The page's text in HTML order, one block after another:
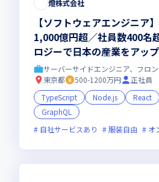
燈株式会社
【ソフトウェアエンジニア
1,000億円超／社員数400名
ロジーで日本の産業をアッ
AIスタートアップ
サーバーサイドエンジニア、フロ
東京都
500-1200万円
正社員
TypeScript
Node.js React
GraphQL
自社サービスあり
服装自由 オ